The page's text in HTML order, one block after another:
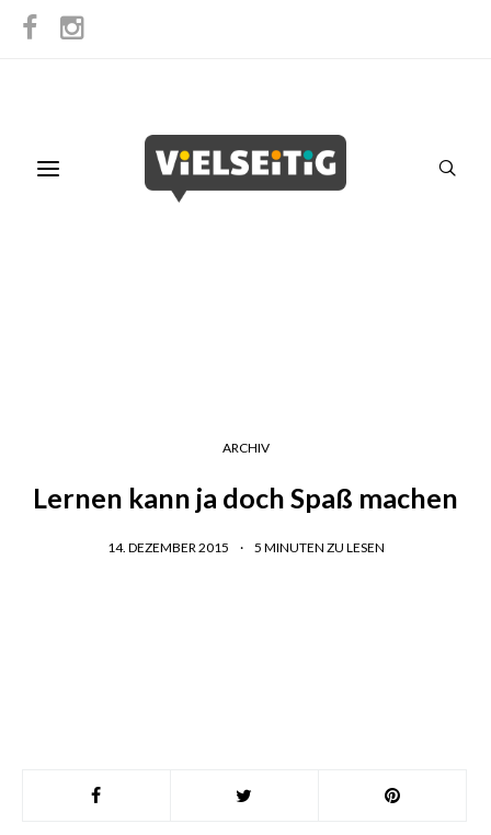
ARCHIV
Lernen kann ja doch Spaß machen
14. DEZEMBER 2015 5 MINUTEN ZU LESEN